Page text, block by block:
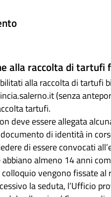
alla raccolta di tartufi
alla raccolta di tartufi
(senza
tartufi.
deve essere allegata
di identità in
di essere convocati
abbiano almeno 14 anni
colloquio vengono fissate
la seduta, l’Ufficio